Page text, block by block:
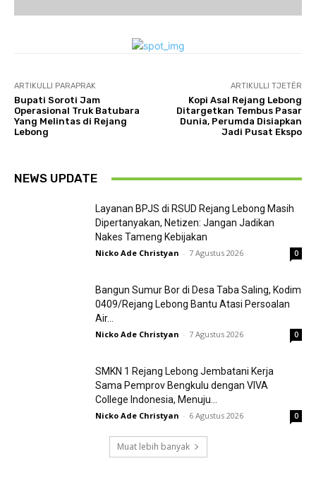
ARTIKULLI PARAPRAK
Bupati Soroti Jam
Operasional Truk Batubara
Yang Melintas di Rejang
Lebong
ARTIKULLI TJETËR
Kopi Asal Rejang Lebong
Ditargetkan Tembus Pasar
Dunia, Perumda Disiapkan
Jadi Pusat Ekspo
NEWS UPDATE
Layanan BPJS di RSUD Rejang Lebong Masih
Dipertanyakan, Netizen: Jangan Jadikan
Nakes Tameng Kebijakan
Nicko Ade Christyan - 7 Agustus 2026 0
Bangun Sumur Bor di Desa Taba Saling, Kodim
0409/Rejang Lebong Bantu Atasi Persoalan
Air...
Nicko Ade Christyan - 7 Agustus 2026 0
SMKN 1 Rejang Lebong Jembatani Kerja
Sama Pemprov Bengkulu dengan VIVA
College Indonesia, Menuju...
Nicko Ade Christyan - 6 Agustus 2026 0
Muat lebih banyak